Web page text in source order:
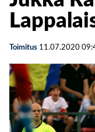
Toimitus 11.07.2020